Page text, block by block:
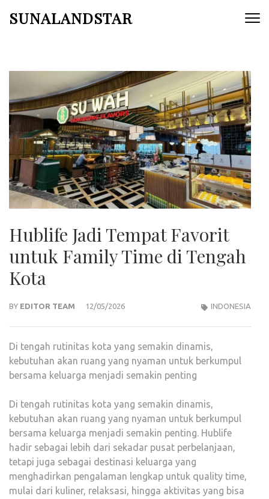
SUNALANDSTAR
Hublife Jadi Tempat Favorit
untuk Family Time di Tengah
Kota
BY EDITOR TEAM 12/05/2026 INDONESIA
Di tengah rutinitas kota yang semakin dinamis,
kebutuhan akan ruang yang nyaman untuk berkumpul
bersama keluarga menjadi semakin penting
Di tengah rutinitas kota yang semakin dinamis,
kebutuhan akan ruang yang nyaman untuk berkumpul
bersama keluarga menjadi semakin penting. Hublife
hadir sebagai lebih dari sekadar pusat perbelanjaan,
tetapi juga sebagai destinasi keluarga yang
menghadirkan pengalaman lengkap untuk quality time,
mulai dari kuliner, relaksasi, hingga aktivitas yang bisa